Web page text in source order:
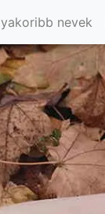
nevek